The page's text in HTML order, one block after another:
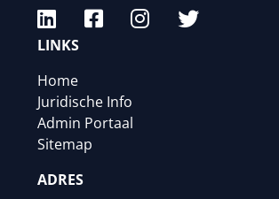
LINKS
Home
Juridische Info
Admin Portaal
Sitemap
ADRES